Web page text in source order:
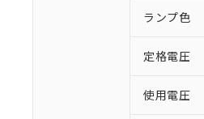
ランプ色
定格電圧
使用電圧